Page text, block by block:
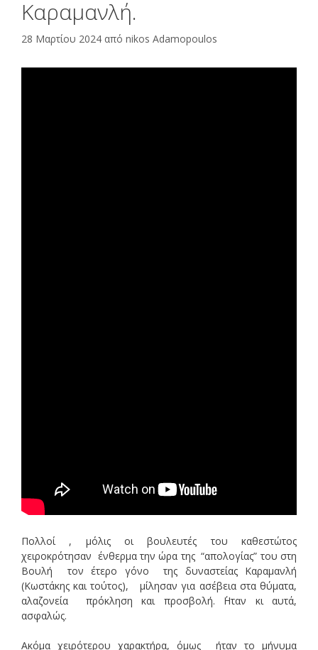
Καραμανλή.
28 Μαρτίου 2024 από nikos Adamopoulos
Πολλοί , μόλις οι βουλευτές του καθεστώτος
χειροκρότησαν ένθερμα την ώρα της “απολογίας” του στη
Βουλή τον έτερο γόνο της δυναστείας Καραμανλή
(Κωστάκης και τούτος), μίλησαν για ασέβεια στα θύματα,
αλαζονεία πρόκληση και προσβολή. ΄Ηταν κι αυτά,
ασφαλώς.
Ακόμα χειρότερου χαρακτήρα, όμως ήταν το μήνυμα